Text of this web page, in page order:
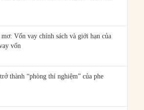
Vốn vay chính sách và giới hạn của
vốn
thành “phòng thí nghiệm” của phe